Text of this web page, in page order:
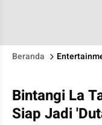
Beranda
Bintangi La
Siap Jadi